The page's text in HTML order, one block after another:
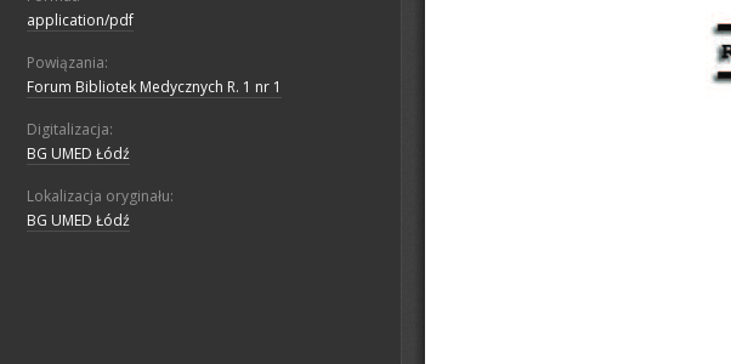
application/pdf
Powiązania:
Forum Bibliotek Medycznych R. 1 nr 1
Digitalizacja:
BG UMED Łódź
Lokalizacja oryginału:
BG UMED Łódź